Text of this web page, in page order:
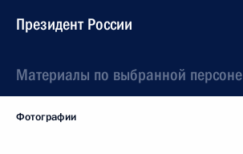
Президент России
Материалы по выбранной персоне
Фотографии